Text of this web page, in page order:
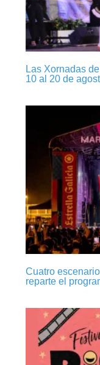
Las Xornadas
10 al 20 de
Cuatro
reparte el